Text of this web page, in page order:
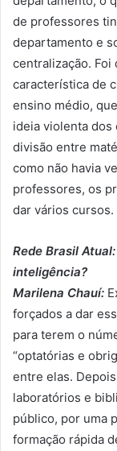
de professores
departamento e
centralização. Foi
característica de
ensino médio,
ideia violenta dos
divisão entre
como não havia
professores, os
dar vários cursos.
Rede Brasil
inteligência?
Marilena Chauí:
forçados a dar
para terem o
“optatórias e
entre elas.
laboratórios e
público, por uma
formação rápida